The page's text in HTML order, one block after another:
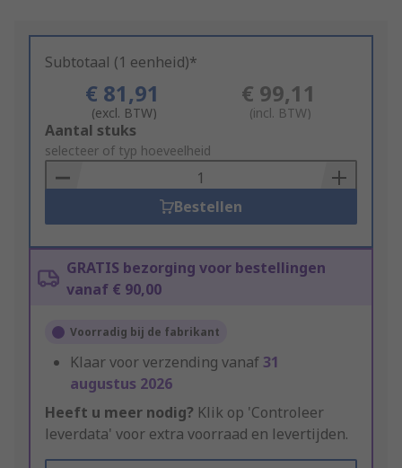
Subtotaal (1 eenheid)*
€ 81,91
(excl. BTW)
€ 99,11
(incl. BTW)
Add
to
Basket
Aantal stuks
selecteer of typ hoeveelheid
Bestellen
GRATIS bezorging voor bestellingen
vanaf € 90,00
Voorradig bij de fabrikant
Klaar voor verzending vanaf31
augustus 2026
Heeft u meer nodig? Klik op 'Controleer
leverdata' voor extra voorraad en levertijden.